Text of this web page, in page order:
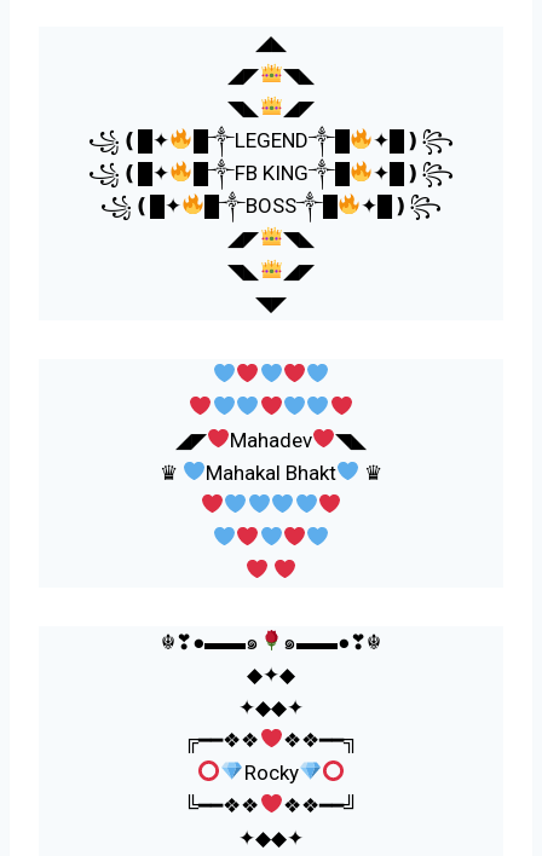
◢◣
◢◤
◥◣
◥◣
◢◤
꧁❪█✦
█༒LEGEND༒█
✦█❫꧂
꧁❪█✦
█༒FB KING༒█
✦█❫꧂
꧁❪█✦
█༒BOSS༒█
✦█❫꧂
◢◤
◥◣
◥◣
◢◤
◥◤
◢◤ Mahadev
◥◣
♛
Mahakal Bhakt ♛
☬❣●▬▬๑
๑▬▬●❣☬
◆✦◆
✦◆◆✦
╔━━❖❖
❖❖━━╗
Rocky
╚━━❖❖
❖❖━━╝
✦◆◆✦